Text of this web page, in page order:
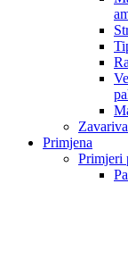
Primjena
Primjeri